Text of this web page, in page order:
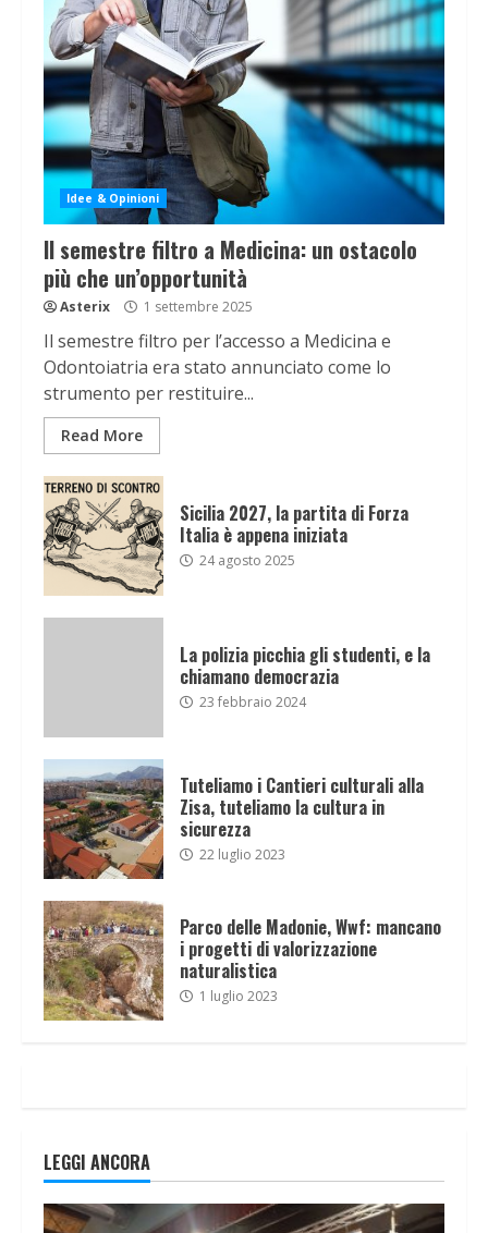
Idee & Opinioni
Il semestre filtro a Medicina: un ostacolo
più che un’opportunità
Asterix 1 settembre 2025
Il semestre filtro per l’accesso a Medicina e
Odontoiatria era stato annunciato come lo
strumento per restituire...
Read More
Sicilia 2027, la partita di Forza
Italia è appena iniziata
24 agosto 2025
La polizia picchia gli studenti, e la
chiamano democrazia
23 febbraio 2024
Tuteliamo i Cantieri culturali alla
Zisa, tuteliamo la cultura in
sicurezza
22 luglio 2023
Parco delle Madonie, Wwf: mancano
i progetti di valorizzazione
naturalistica
1 luglio 2023
LEGGI ANCORA